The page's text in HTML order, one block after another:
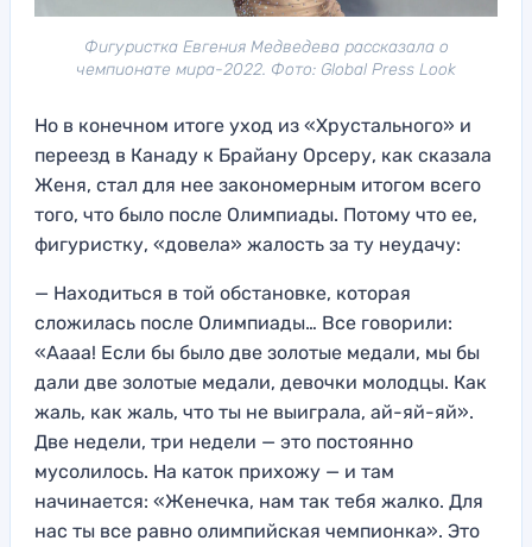
Фигуристка Евгения Медведева рассказала о
чемпионате мира-2022. Фото: Global Press Look
Но в конечном итоге уход из «Хрустального» и
переезд в Канаду к Брайану Орсеру, как сказала
Женя, стал для нее закономерным итогом всего
того, что было после Олимпиады. Потому что ее,
фигуристку, «довела» жалость за ту неудачу:
— Находиться в той обстановке, которая
сложилась после Олимпиады… Все говорили:
«Аааа! Если бы было две золотые медали, мы бы
дали две золотые медали, девочки молодцы. Как
жаль, как жаль, что ты не выиграла, ай-яй-яй».
Две недели, три недели — это постоянно
мусолилось. На каток прихожу — и там
начинается: «Женечка, нам так тебя жалко. Для
нас ты все равно олимпийская чемпионка». Это